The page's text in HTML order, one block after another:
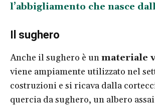
l’abbigliamento che nasce
Il sughero
Anche il sughero è unmateriale
viene ampiamente utilizzato nel
costruzioni e si ricava dalla
quercia da sughero, un albero